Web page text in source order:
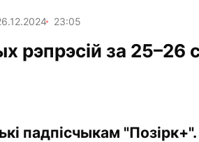
23:05
рэпрэсій за
падпісчыкам "Позірк+".